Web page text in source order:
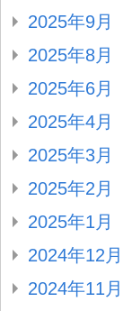
2025年9月
2025年8月
2025年6月
2025年4月
2025年3月
2025年2月
2025年1月
2024年12月
2024年11月